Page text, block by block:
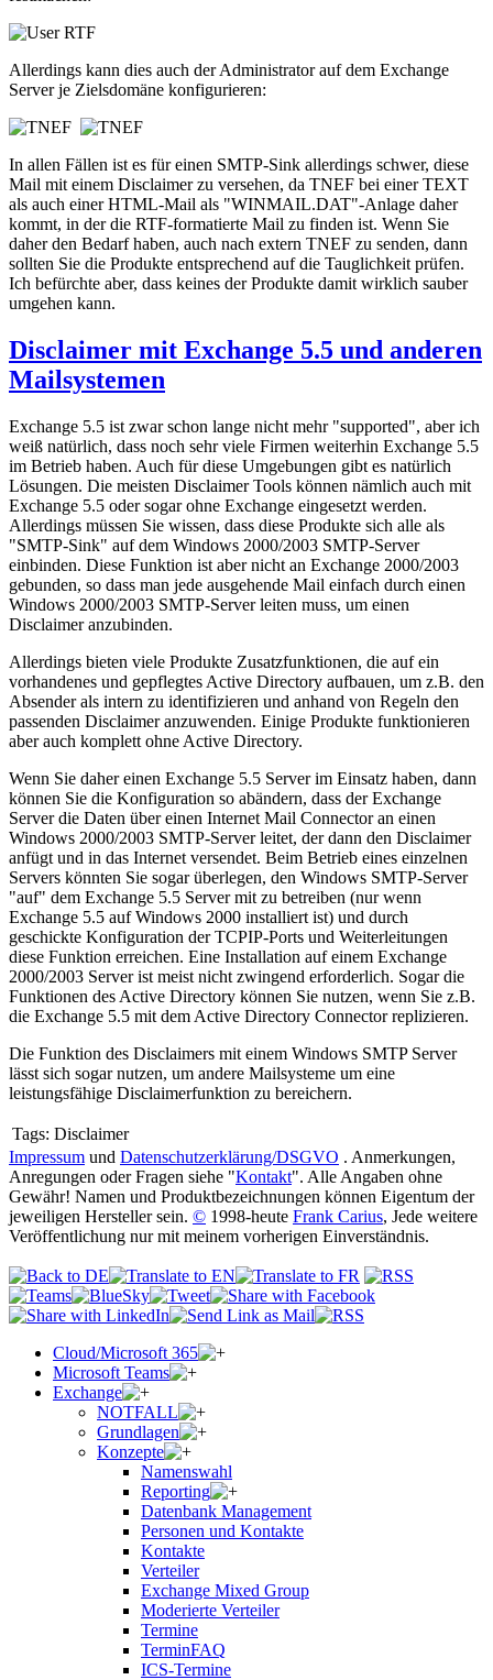
Allerdings kann dies auch der Administrator auf dem Exchange
Server je Zielsdomäne konfigurieren:
In allen Fällen ist es für einen SMTP-Sink allerdings schwer, diese
Mail mit einem Disclaimer zu versehen, da TNEF bei einer TEXT
als auch einer HTML-Mail als "WINMAIL.DAT"-Anlage daher
kommt, in der die RTF-formatierte Mail zu finden ist. Wenn Sie
daher den Bedarf haben, auch nach extern TNEF zu senden, dann
sollten Sie die Produkte entsprechend auf die Tauglichkeit prüfen.
Ich befürchte aber, dass keines der Produkte damit wirklich sauber
umgehen kann.
Disclaimer mit Exchange 5.5 und anderen
Mailsystemen
Exchange 5.5 ist zwar schon lange nicht mehr "supported", aber ich
weiß natürlich, dass noch sehr viele Firmen weiterhin Exchange 5.5
im Betrieb haben. Auch für diese Umgebungen gibt es natürlich
Lösungen. Die meisten Disclaimer Tools können nämlich auch mit
Exchange 5.5 oder sogar ohne Exchange eingesetzt werden.
Allerdings müssen Sie wissen, dass diese Produkte sich alle als
"SMTP-Sink" auf dem Windows 2000/2003 SMTP-Server
einbinden. Diese Funktion ist aber nicht an Exchange 2000/2003
gebunden, so dass man jede ausgehende Mail einfach durch einen
Windows 2000/2003 SMTP-Server leiten muss, um einen
Disclaimer anzubinden.
Allerdings bieten viele Produkte Zusatzfunktionen, die auf ein
vorhandenes und gepflegtes Active Directory aufbauen, um z.B. den
Absender als intern zu identifizieren und anhand von Regeln den
passenden Disclaimer anzuwenden. Einige Produkte funktionieren
aber auch komplett ohne Active Directory.
Wenn Sie daher einen Exchange 5.5 Server im Einsatz haben, dann
können Sie die Konfiguration so abändern, dass der Exchange
Server die Daten über einen Internet Mail Connector an einen
Windows 2000/2003 SMTP-Server leitet, der dann den Disclaimer
anfügt und in das Internet versendet. Beim Betrieb eines einzelnen
Servers könnten Sie sogar überlegen, den Windows SMTP-Server
"auf" dem Exchange 5.5 Server mit zu betreiben (nur wenn
Exchange 5.5 auf Windows 2000 installiert ist) und durch
geschickte Konfiguration der TCPIP-Ports und Weiterleitungen
diese Funktion erreichen. Eine Installation auf einem Exchange
2000/2003 Server ist meist nicht zwingend erforderlich. Sogar die
Funktionen des Active Directory können Sie nutzen, wenn Sie z.B.
die Exchange 5.5 mit dem Active Directory Connector replizieren.
Die Funktion des Disclaimers mit einem Windows SMTP Server
lässt sich sogar nutzen, um andere Mailsysteme um eine
leistungsfähige Disclaimerfunktion zu bereichern.
Tags: Disclaimer
Impressum und Datenschutzerklärung/DSGVO . Anmerkungen,
Anregungen oder Fragen siehe "Kontakt". Alle Angaben ohne
Gewähr! Namen und Produktbezeichnungen können Eigentum der
jeweiligen Hersteller sein. © 1998-heute Frank Carius, Jede weitere
Veröffentlichung nur mit meinem vorherigen Einverständnis.
Cloud/Microsoft 365
Microsoft Teams
Exchange
NOTFALL
Grundlagen
Konzepte
Namenswahl
Reporting
Datenbank Management
Personen und Kontakte
Kontakte
Verteiler
Exchange Mixed Group
Moderierte Verteiler
Termine
TerminFAQ
ICS-Termine